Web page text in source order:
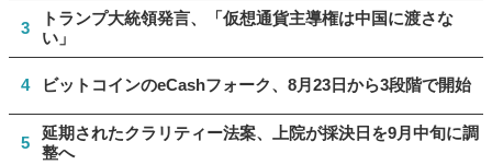
3
トランプ大統領発言、「仮想通貨主導権は中国に渡さな
い」
4 ビットコインのeCashフォーク、8月23日から3段階で開始
5
延期されたクラリティー法案、上院が採決日を9月中旬に調
整へ